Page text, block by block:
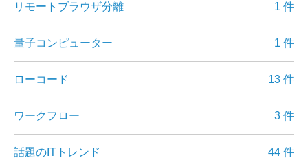
リモートブラウザ分離 1 件
量子コンピューター 1 件
ローコード 13 件
ワークフロー 3 件
話題のITトレンド 44 件